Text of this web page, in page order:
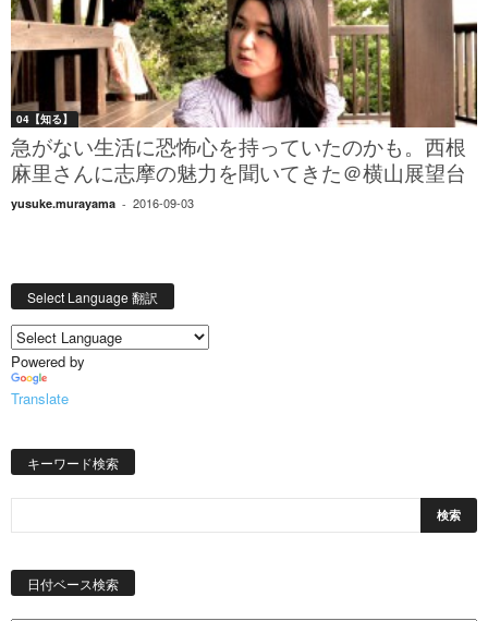
04【知る】
急がない生活に恐怖心を持っていたのかも。西根
麻里さんに志摩の魅力を聞いてきた＠横山展望台
yusuke.murayama - 2016-09-03
Select Language 翻訳
Powered by
Translate
キーワード検索
日付ベース検索